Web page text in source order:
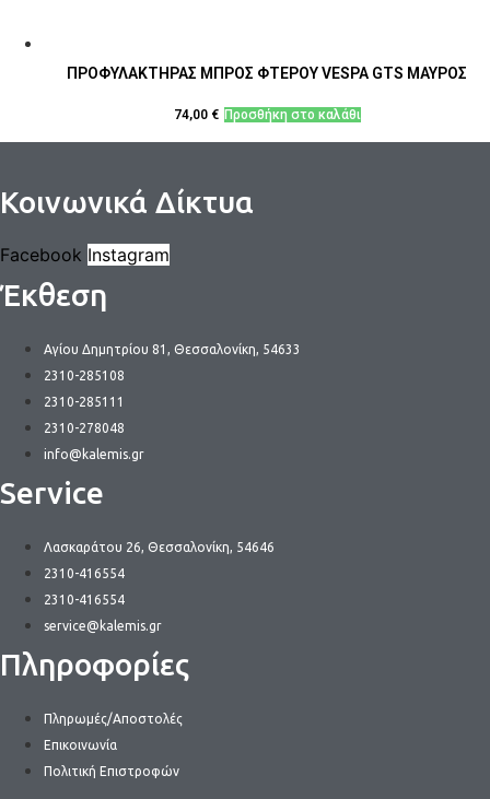
ΠΡΟΦΥΛΑΚΤΗΡΑΣ ΜΠΡΟΣ ΦΤΕΡΟΥ VESPA GTS ΜΑΥΡΟΣ
74,00 € Προσθήκη στο καλάθι
Κοινωνικά Δίκτυα
Facebook Instagram
Έκθεση
Αγίου Δημητρίου 81, Θεσσαλονίκη, 54633
2310-285108
2310-285111
2310-278048
info@kalemis.gr
Service
Λασκαράτου 26, Θεσσαλονίκη, 54646
2310-416554
2310-416554
service@kalemis.gr
Πληροφορίες
Πληρωμές/Αποστολές
Επικοινωνία
Πολιτική Επιστροφών